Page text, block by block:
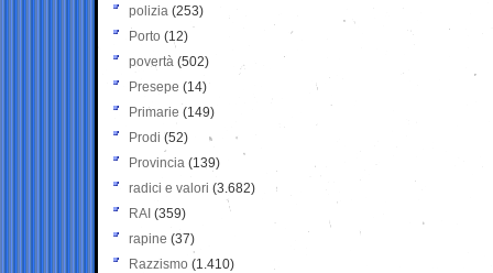
polizia (253)
Porto (12)
povertà (502)
Presepe (14)
Primarie (149)
Prodi (52)
Provincia (139)
radici e valori (3.682)
RAI (359)
rapine (37)
Razzismo (1.410)